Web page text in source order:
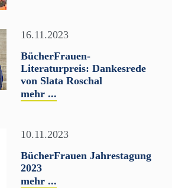
16.11.2023
BücherFrauen-
Literaturpreis: Dankesrede
von Slata Roschal
mehr ...
10.11.2023
BücherFrauen Jahrestagung
2023
mehr ...